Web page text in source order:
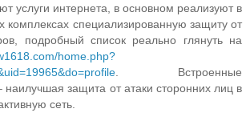
услуги интернета, в основном реализуют в
комплексах специализированную защиту от
подробный список реально глянуть на
home.php?
. Встроенные
защита от атаки сторонних лиц в
сеть.